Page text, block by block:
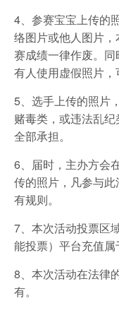
4、参赛宝宝上传的
络图片或他人图片
赛成绩一律作废。
有人使用虚假照片，
5、选手上传的照片
赌毒类，或违法乱
全部承担。
6、届时，主办方会
传的照片，凡参与
有规则。
7、本次活动投票区
能投票）平台充值属
8、本次活动在法律
有。